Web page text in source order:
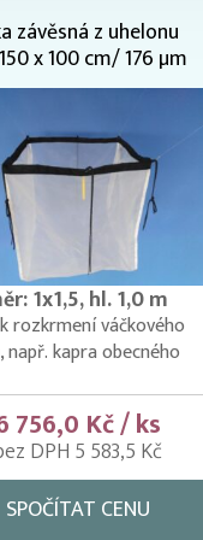
závěsná z uhelonu
x 100 cm/ 176 µm
1x1,5, hl. 1,0 m
rozkrmení váčkového
např. kapra obecného
756,0 Kč / ks
DPH 5 583,5 Kč
SPOČÍTAT CENU